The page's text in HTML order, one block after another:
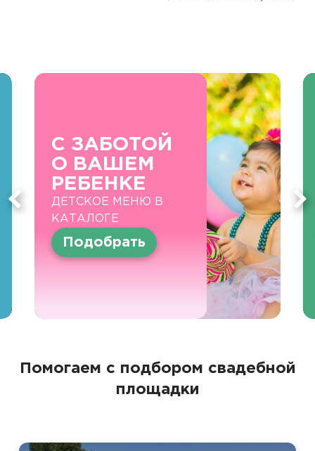
С ЗАБОТОЙ
О ВАШЕМ
РЕБЕНКЕ
ДЕТСКОЕ МЕНЮ В
КАТАЛОГЕ
Подобрать
Помогаем с подбором свадебной
площадки